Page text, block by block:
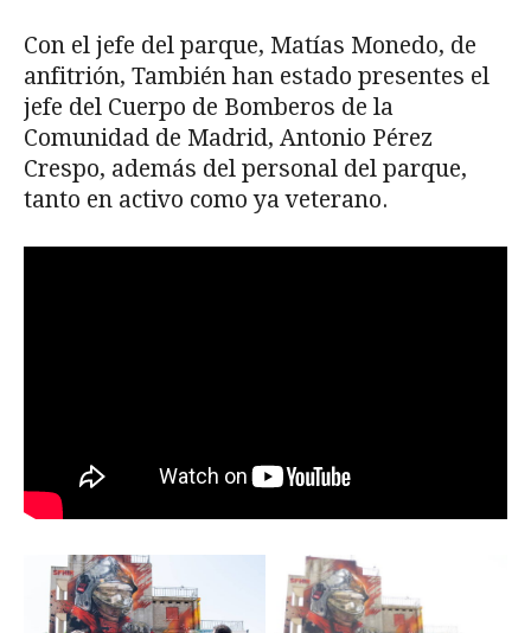
Con el jefe del parque, Matías Monedo, de
anfitrión, También han estado presentes el
jefe del Cuerpo de Bomberos de la
Comunidad de Madrid, Antonio Pérez
Crespo, además del personal del parque,
tanto en activo como ya veterano.